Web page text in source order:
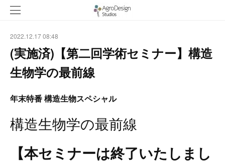
2022.12.17 08:48
(実施済)【第二回学術セミナー】構造
生物学の最前線
年末特番 構造生物スペシャル
構造生物学の最前線
【本セミナーは終了いたしまし